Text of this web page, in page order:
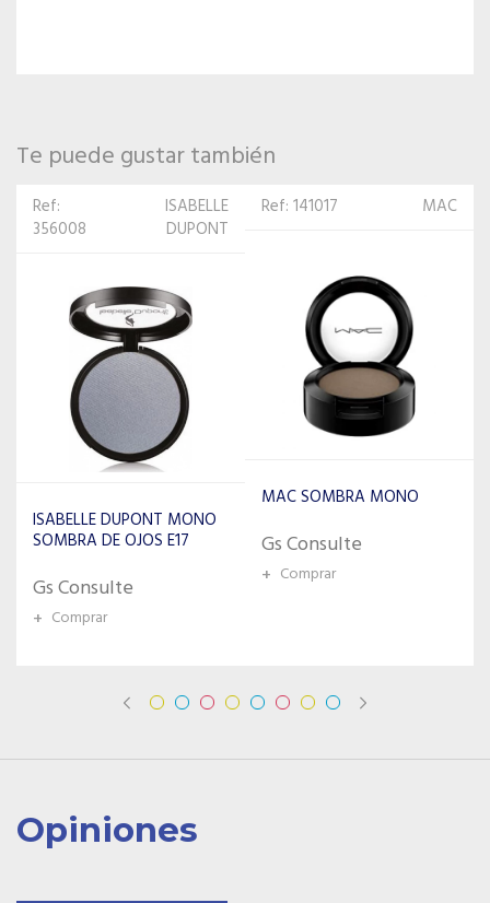
Te puede gustar también
Ref: 141017 MAC
Gs Consulte
+ Comprar
Ref:
MILANI
MEEP-03 SMOKY
ESSENTIALS
Opiniones